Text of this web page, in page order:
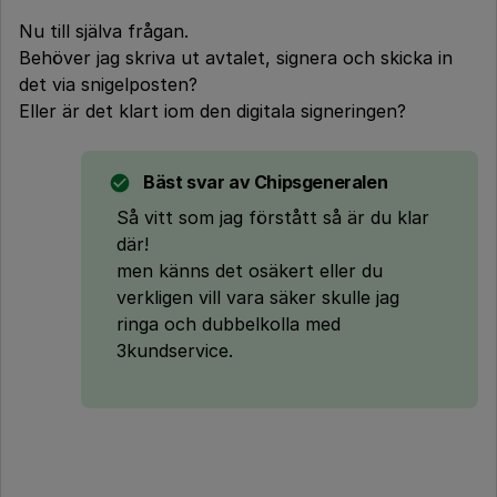
Nu till själva frågan.
Behöver jag skriva ut avtalet, signera och skicka in
det via snigelposten?
Eller är det klart iom den digitala signeringen?
Bäst svar av Chipsgeneralen
Så vitt som jag förstått så är du klar
där!
men känns det osäkert eller du
verkligen vill vara säker skulle jag
ringa och dubbelkolla med
3kundservice.